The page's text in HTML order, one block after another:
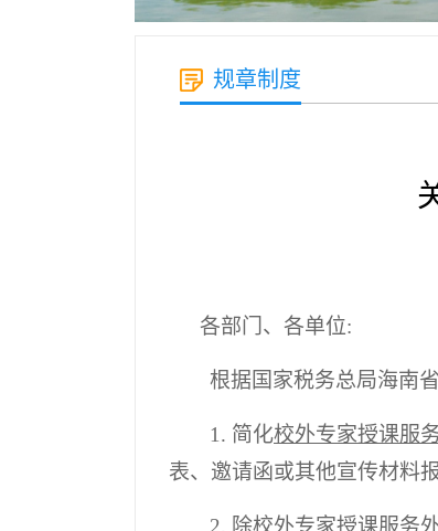
规章制度
各部门、各单位:
根据国家税务总局海南
1. 简化校外专家授课服
表、邀请函或其他宣传材料
2. 除校外专家授课服务